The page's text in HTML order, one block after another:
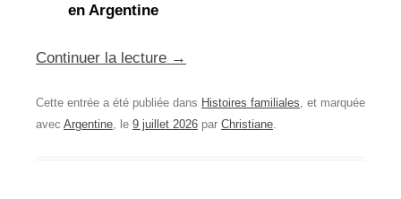
en Argentine
Continuer la lecture →
Cette entrée a été publiée dans Histoires familiales, et marquée
avec Argentine, le 9 juillet 2026 par Christiane.